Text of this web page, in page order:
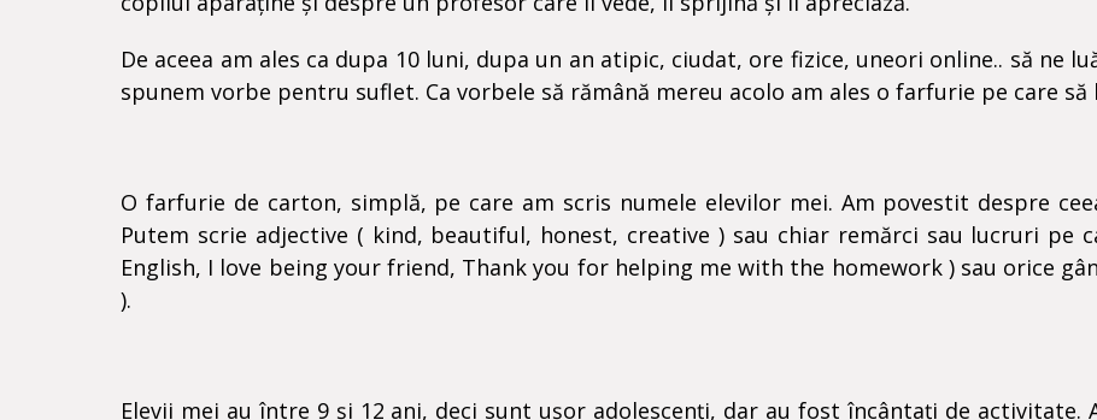
De aceea am ales ca dupa 10 luni, dupa un an atipic, ciudat, ore fizice, uneori online.. să ne
spunem vorbe pentru suflet. Ca vorbele să rămână mereu acolo am ales o farfurie pe care să
O farfurie de carton, simplă, pe care am scris numele elevilor mei. Am povestit despre
Putem scrie adjective ( kind, beautiful, honest, creative ) sau chiar remărci sau lucruri pe
English, I love being your friend, Thank you for helping me with the homework ) sau orice
).
Elevii mei au între 9 și 12 ani, deci sunt ușor adolescenți, dar au fost încântați de